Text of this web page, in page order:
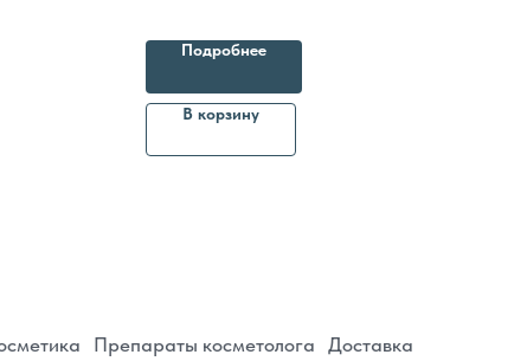
гиперкератозу
Подробнее
В корзину